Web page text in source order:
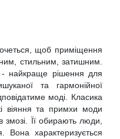
щоб приміщення
стильним, затишним.
- найкраще рішення для
та гармонійної
моді. Класика
віяння та примхи моди
змозі. Її обирають люди,
Вона характеризується